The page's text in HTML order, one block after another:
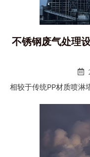
不锈钢废气处理
相较于传统PP材质喷淋